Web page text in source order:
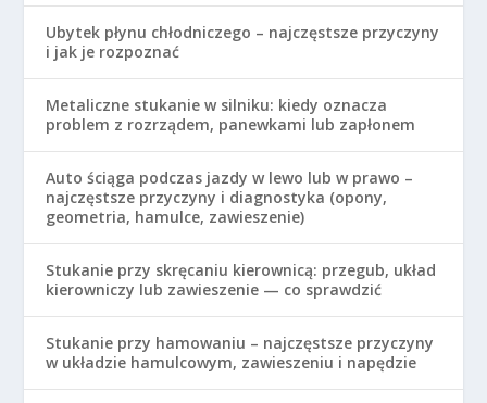
Ubytek płynu chłodniczego – najczęstsze przyczyny
i jak je rozpoznać
Metaliczne stukanie w silniku: kiedy oznacza
problem z rozrządem, panewkami lub zapłonem
Auto ściąga podczas jazdy w lewo lub w prawo –
najczęstsze przyczyny i diagnostyka (opony,
geometria, hamulce, zawieszenie)
Stukanie przy skręcaniu kierownicą: przegub, układ
kierowniczy lub zawieszenie — co sprawdzić
Stukanie przy hamowaniu – najczęstsze przyczyny
w układzie hamulcowym, zawieszeniu i napędzie